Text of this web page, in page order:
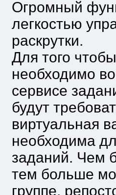
Огромный
легкостью
раскрутки.
Для того
необходимо
сервисе
будут
виртуальная
необходима
заданий. Чем
тем больше
группе,